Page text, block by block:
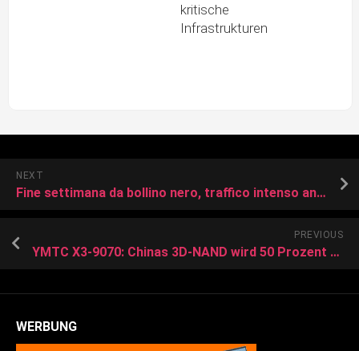
kritische
Infrastrukturen
NEXT
Fine settimana da bollino nero, traffico intenso anche in Calabria
PREVIOUS
YMTC X3-9070: Chinas 3D-NAND wird 50 Prozent schneller
WERBUNG